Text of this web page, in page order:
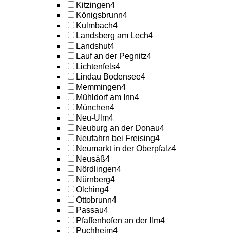
Kitzingen4
Königsbrunn4
Kulmbach4
Landsberg am Lech4
Landshut4
Lauf an der Pegnitz4
Lichtenfels4
Lindau Bodensee4
Memmingen4
Mühldorf am Inn4
München4
Neu-Ulm4
Neuburg an der Donau4
Neufahrn bei Freising4
Neumarkt in der Oberpfalz4
Neusäß4
Nördlingen4
Nürnberg4
Olching4
Ottobrunn4
Passau4
Pfaffenhofen an der Ilm4
Puchheim4